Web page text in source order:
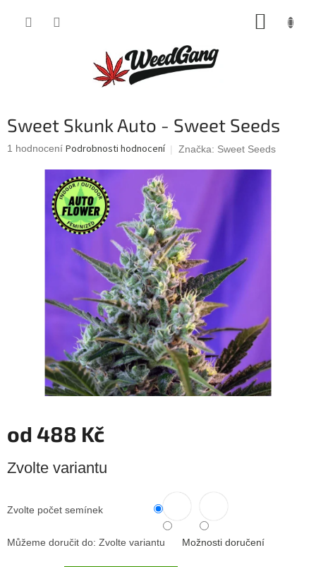
Sweet Skunk Auto - Sweet Seeds
Průměrné
1 hodnocení Podrobnosti hodnocení Značka: Sweet Seeds
od 488 Kč
cena:
Zvolte variantu
Zvolte počet semínek
Můžeme doručit do: Zvolte variantu Možnosti doručení